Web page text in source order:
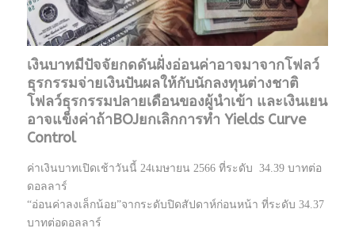
เงินบาทมีปัจจัยกดดันฝั่งอ่อนค่าอาจมาจากโฟลว์
ธุรกรรมจ่ายเงินปันผลให้กับนักลงทุนต่างชาติ
โฟลว์ธุรกรรมปลายเดือนของผู้นำเข้า และเงินเยน
อาจแข็งค่าถ้าBOJยกเลิกการทำ Yields Curve
Control
ค่าเงินบาทเปิดเช้าวันนี้ 24เมษายน 2566 ที่ระดับ 34.39 บาทต่อ
ดอลลาร์
“อ่อนค่าลงเล็กน้อย”จากระดับปิดสัปดาห์ก่อนหน้า ที่ระดับ 34.37
บาทต่อดอลลาร์